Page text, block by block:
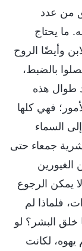
من عدد
ما يحتاج
وأيضًا الروح
بالضبط،
طوال هذه
فهي كلها
السماء
جمعاء حتى
الغيورين
لا يمكن الرجوع
فلماذا لم
خلق البشر؟ لو
لكانت